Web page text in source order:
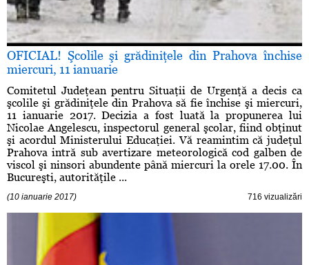
OFICIAL! Şcolile şi grădiniţele din Prahova închise
miercuri, 11 ianuarie
Comitetul Judeţean pentru Situaţii de Urgenţă a decis ca
şcolile şi grădiniţele din Prahova să fie închise şi miercuri,
11 ianuarie 2017. Decizia a fost luată la propunerea lui
Nicolae Angelescu, inspectorul general şcolar, fiind obţinut
şi acordul Ministerului Educaţiei. Vă reamintim că judeţul
Prahova intră sub avertizare meteorologică cod galben de
viscol şi ninsori abundente până miercuri la orele 17.00. În
Bucureşti, autorităţile ...
(10 ianuarie 2017) 716 vizualizări